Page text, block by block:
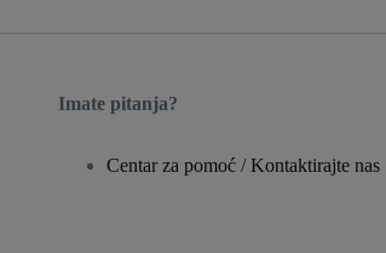
Imate pitanja?
Centar za pomoć / Kontaktirajte nas